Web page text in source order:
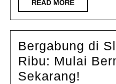
READ MOREREAD
MORE
Bergabung di
Ribu: Mulai
Sekarang!